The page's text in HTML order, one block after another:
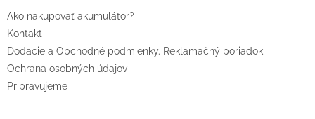
Ako nakupovať akumulátor?
Kontakt
Dodacie a Obchodné podmienky. Reklamačný poriadok
Ochrana osobných údajov
Pripravujeme